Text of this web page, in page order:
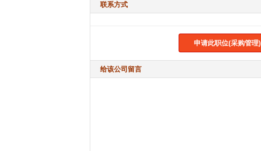
联系方式
申请此职位(采购管理)
给该公司留言